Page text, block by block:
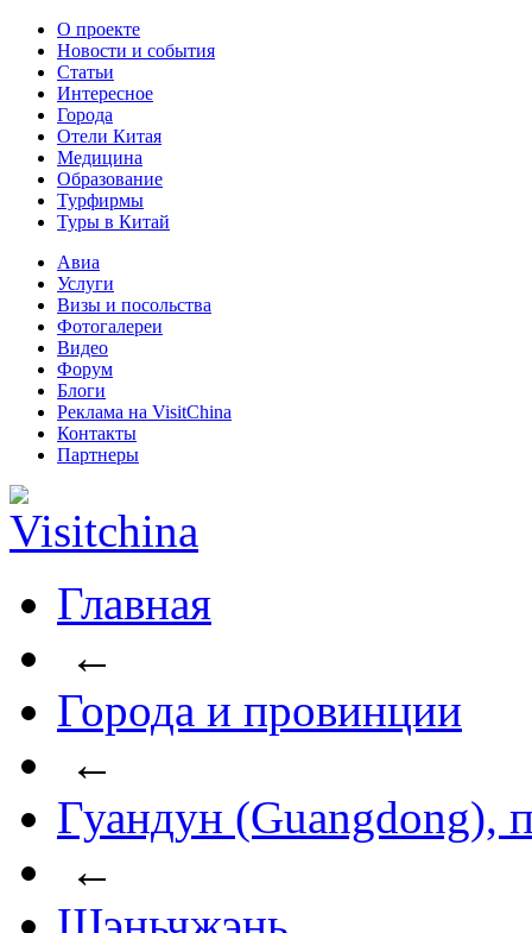
О проекте
Новости и события
Статьи
Интересное
Города
Отели Китая
Медицина
Образование
Турфирмы
Туры в Китай
Авиа
Услуги
Визы и посольства
Фотогалереи
Видео
Форум
Блоги
Реклама на VisitChina
Контакты
Партнеры
Главная
←
Города и провинции
←
Гуандун (Guangdong),
←